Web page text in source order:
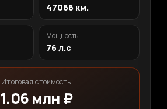
47066 км.
Мощность
76 л.с
Итоговая стоимость
1.06 млн ₽